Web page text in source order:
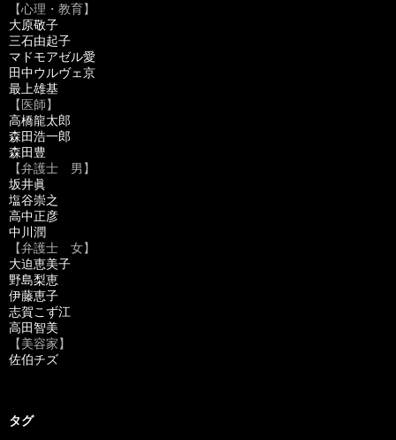
【心理・教育】
大原敬子
三石由起子
マドモアゼル愛
田中ウルヴェ京
最上雄基
【医師】
高橋龍太郎
森田浩一郎
森田豊
【弁護士 男】
坂井眞
塩谷崇之
高中正彦
中川潤
【弁護士 女】
大迫恵美子
野島梨恵
伊藤恵子
志賀こず江
高田智美
【美容家】
佐伯チズ
タグ